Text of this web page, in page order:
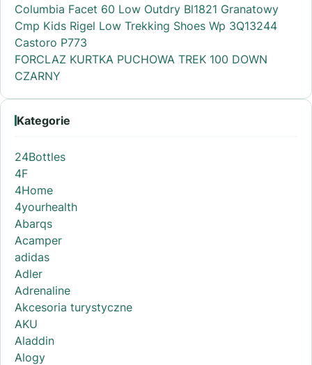
Columbia Facet 60 Low Outdry Bl1821 Granatowy
Cmp Kids Rigel Low Trekking Shoes Wp 3Q13244
Castoro P773
FORCLAZ KURTKA PUCHOWA TREK 100 DOWN
CZARNY
Kategorie
24Bottles
4F
4Home
4yourhealth
Abarqs
Acamper
adidas
Adler
Adrenaline
Akcesoria turystyczne
AKU
Aladdin
Alogy